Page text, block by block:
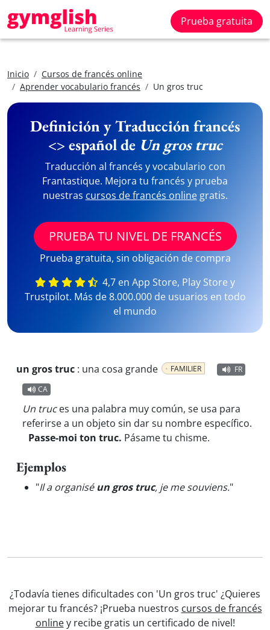
Prueba gratuita
Inicio
Cursos de francés online
Aprender vocabulario francés
Un gros truc
Definición y Traducción francés
<> español de Un gros truc
Traducción al francés y vocabulario con
Frantastique. Mejora tu francés y prueba
nuestras cursos de francés onlinegratis.
PRUEBA TU NIVEL DE FRANCÉS
Prueba gratuita, sin obligación de compra
4,7 en App Store, Play Store y
Trustpilot. Más de 8.000.000 de usuarios en todo
el mundo
un gros truc : una cosa grande FAMILIER
FR
CA
Un truces una palabra muy común, se usa para
referirse a un objeto sin dar su nombre específico.
Passe-moi ton truc. Pásame tu chisme.
Ejemplos
"Il a organiséun gros truc, je me souviens."
¿Todavía tienes dificultades con 'Un gros truc' ¿Quieres
mejorar tu francés? ¡Prueba nuestros cursos de francés
onliney recibe gratis un certificado de nivel!